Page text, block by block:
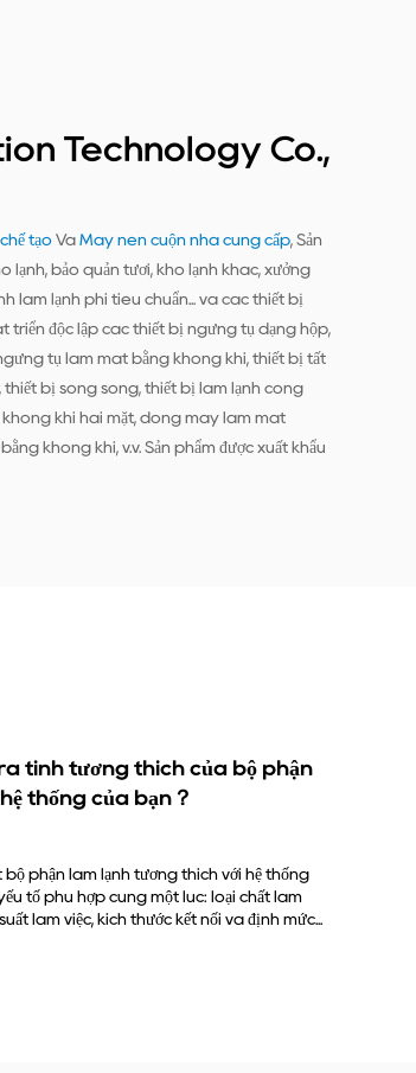
Technology Co.,
tạo Và Máy nén cuộn nhà cung cấp , Sản
lạnh, bảo quản tươi, kho lạnh khác, xưởng
làm lạnh phi tiêu chuẩn... và các thiết bị
triển độc lập các thiết bị ngưng tụ dạng hộp,
tụ làm mát bằng không khí, thiết bị tất
bị song song, thiết bị làm lạnh công
khí hai mặt, dòng máy làm mát
không khí, v.v. Sản phẩm được xuất khẩu
làm
mức...
Chức năng của bình ngưng là
2026-07-10
lạnh nóng, áp suất cao thoát ra khỏi máy
lại thành chất lỏng. Khi làm như vậy, nó
môi chất...